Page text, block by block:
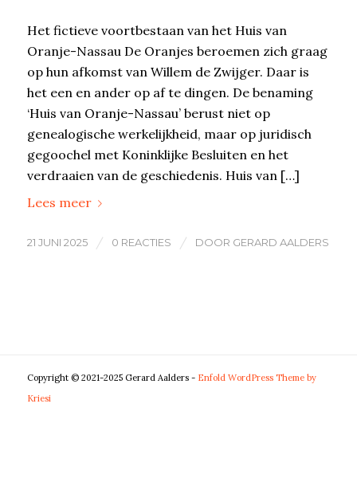
Het fictieve voortbestaan van het Huis van
Oranje-Nassau De Oranjes beroemen zich graag
op hun afkomst van Willem de Zwijger. Daar is
het een en ander op af te dingen. De benaming
‘Huis van Oranje-Nassau’ berust niet op
genealogische werkelijkheid, maar op juridisch
gegoochel met Koninklijke Besluiten en het
verdraaien van de geschiedenis. Huis van […]
Lees meer
21 JUNI 2025 / 0 REACTIES / DOOR GERARD AALDERS
Copyright © 2021-2025 Gerard Aalders - Enfold WordPress Theme by
Kriesi